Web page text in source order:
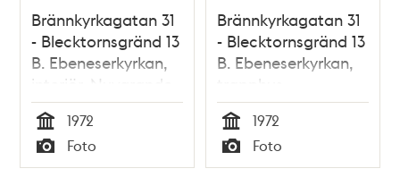
Brännkyrkagatan 31
- Blecktornsgränd 13
B. Ebeneserkyrkan,
interiör. Nuvarande
Söderhöjdskyrkan
Tid
1972
Typ
Foto
Brännkyrkagatan 31
- Blecktornsgränd 13
B. Ebeneserkyrkan,
trapphus.
Nuvarande
Söderhöjdskyrkan
Tid
1972
Typ
Foto